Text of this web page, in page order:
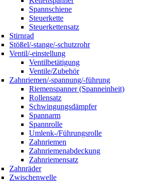
Spannschiene
Steuerkette
Steuerkettensatz
Stirnrad
Stößel/-stange/-schutzrohr
Ventil/-einstellung
Ventilbetätigung
Ventile/Zubehör
Zahnriemen/-spannung/-führung
Riemenspanner (Spanneinheit)
Rollensatz
Schwingungsdämpfer
Spannarm
Spannrolle
Umlenk-/Führungsrolle
Zahnriemen
Zahnriemenabdeckung
Zahnriemensatz
Zahnräder
Zwischenwelle